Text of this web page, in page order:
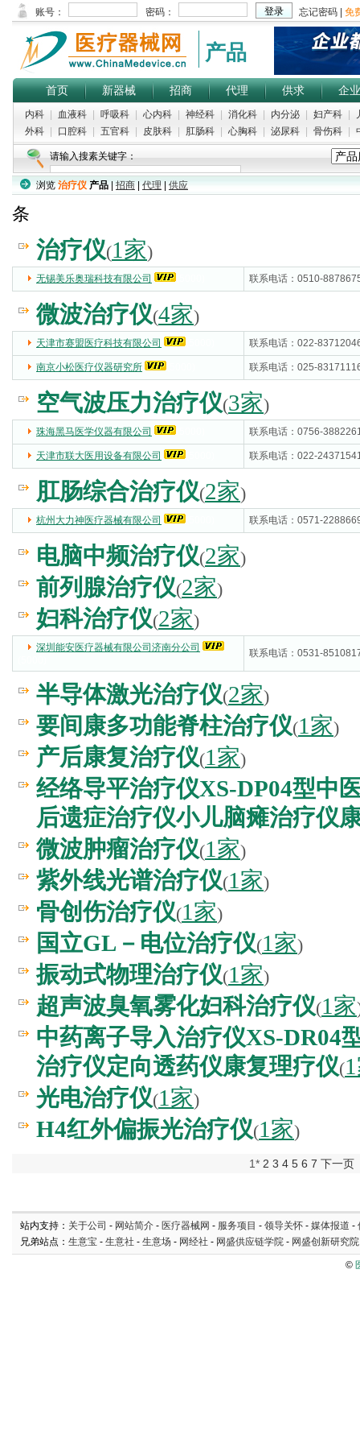
产品
首页 新器械 招商 代理 供求 企业
内科 血液科 呼吸科 心内科 神经科 消化科 内分泌 妇产科
外科
口腔科 五官科 皮肤科 肛肠科 心胸科 泌尿科 骨伤科
请输入搜素关键字：
浏览 治疗仪 产品 招商 代理 供应
条
治疗仪(1家)
无锡美乐奥瑞科技有限公司 联系电话：0510-
微波治疗仪(4家)
天津市赛盟医疗科技有限公司 联系电话：022-
南京小松医疗仪器研究所 联系电话：025-
空气波压力治疗仪(3家)
珠海黑马医学仪器有限公司 联系电话：0756-
天津市联大医用设备有限公司 联系电话：022-
肛肠综合治疗仪(2家)
杭州大力神医疗器械有限公司 联系电话：0571-
电脑中频治疗仪(2家)
前列腺治疗仪(2家)
妇科治疗仪(2家)
深圳能安医疗器械有限公司济南分公司
联系电话：0531-
半导体激光治疗仪(2家)
要间康多功能脊柱治疗仪(1家)
产后康复治疗仪(1家)
经络导平治疗仪XS-DP04型中
后遗症治疗仪小儿脑瘫治疗仪
微波肿瘤治疗仪(1家)
紫外线光谱治疗仪(1家)
骨创伤治疗仪(1家)
国立GL－电位治疗仪(1家)
振动式物理治疗仪(1家)
超声波臭氧雾化妇科治疗仪(1家
中药离子导入治疗仪XS-DR04
治疗仪定向透药仪康复理疗仪(
光电治疗仪(1家)
H4红外偏振光治疗仪(1家)
1* 2 3 4 5 6 7 下一页
站内支持： 关于公司 - 网站简介 - 医疗器械网 - 服务项目 - 领导关怀 - 媒体报道 -
兄弟站点： 生意宝 - 生意社 - 生意场 - 网经社 - 网盛供应链学院 - 网盛创新研究院
©